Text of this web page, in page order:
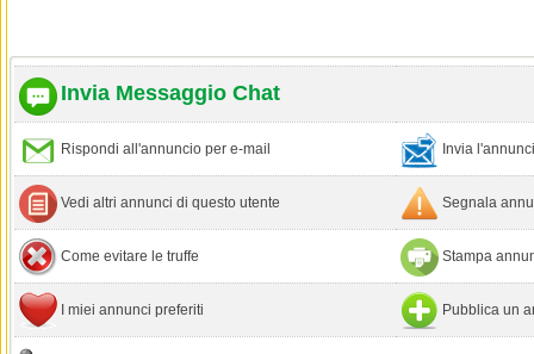
Invia Messaggio Chat
Rispondi all'annuncio per e-mail Invia
Vedi altri annunci di questo utente Segnala
Come evitare le truffe Stampa
I miei annunci preferiti Pubblica un